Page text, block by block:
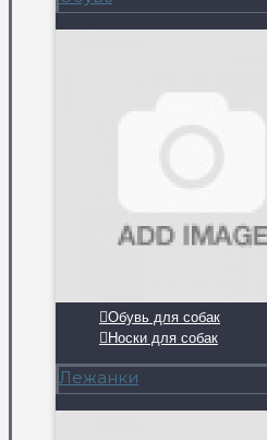
Обувь для собак
Носки для собак
Лежанки